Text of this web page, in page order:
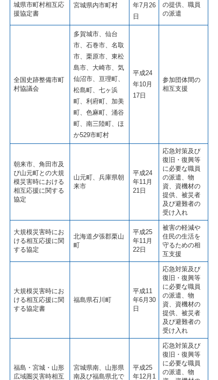
城県市町村相互応
援協定書
宮城県内市町村
年7月26
日
の提供、職員
の派遣
全国史跡整備市町
村協議会
多賀城市、仙台
市、石巻市、名取
市、栗原市、東松
島市、大崎市、気
仙沼市、亘理町、
松島町、七ヶ浜
町、利府町、加美
町、色麻町、涌谷
町、南三陸町、ほ
か529市町村
平成24
年10月
17日
参加団体間の
相互支援
朝来市、角田市及
び山元町との大規
模災害時における
相互応援に関する
協定
山元町、兵庫県朝
来市
平成24
年11月
21日
応急対策及び
復旧・復興等
に必要な職員
の派遣、物
資、資機材の
提供、被災者
及び避難者の
受け入れ
大規模災害時にお
ける相互応援に関
する協定
北海道夕張郡栗山
町
平成25
年11月
22日
被害の軽減や
住民の生活を
守るための相
互支援
大規模災害時にお
ける相互応援に関
する協定書
福島県石川町
平成11
年6月30
日
応急対策及び
復旧・復興等
に必要な職員
の派遣、物
資、資機材の
提供、被災者
及び避難者の
受け入れ
福島・宮城・山形
広域圏災害時相互
宮城県南、山形県
南及び福島県北で
平成25
年12月1
応急対策及び
復旧・復興等
に必要な職員
の派遣、物